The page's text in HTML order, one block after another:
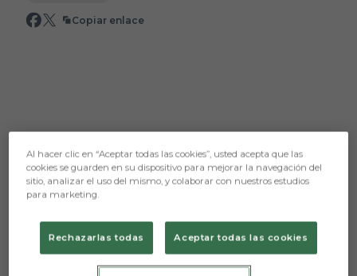
Copiar enlace
Aún no hay reacciones. ¡Sé el primero!
Al hacer clic en “Aceptar todas las cookies”, usted acepta que las
cookies se guarden en su dispositivo para mejorar la navegación del
sitio, analizar el uso del mismo, y colaborar con nuestros estudios
para marketing.
Rechazarlas todas Aceptar todas las cookies